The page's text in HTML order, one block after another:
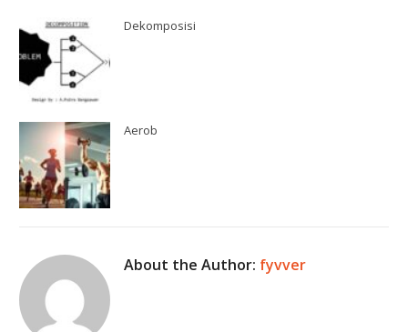
Dekomposisi
Aerob
About the Author: fyvver